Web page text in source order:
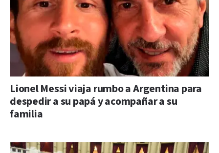
Lionel Messi viaja rumbo a Argentina para
despedir a su papá y acompañar a su
familia